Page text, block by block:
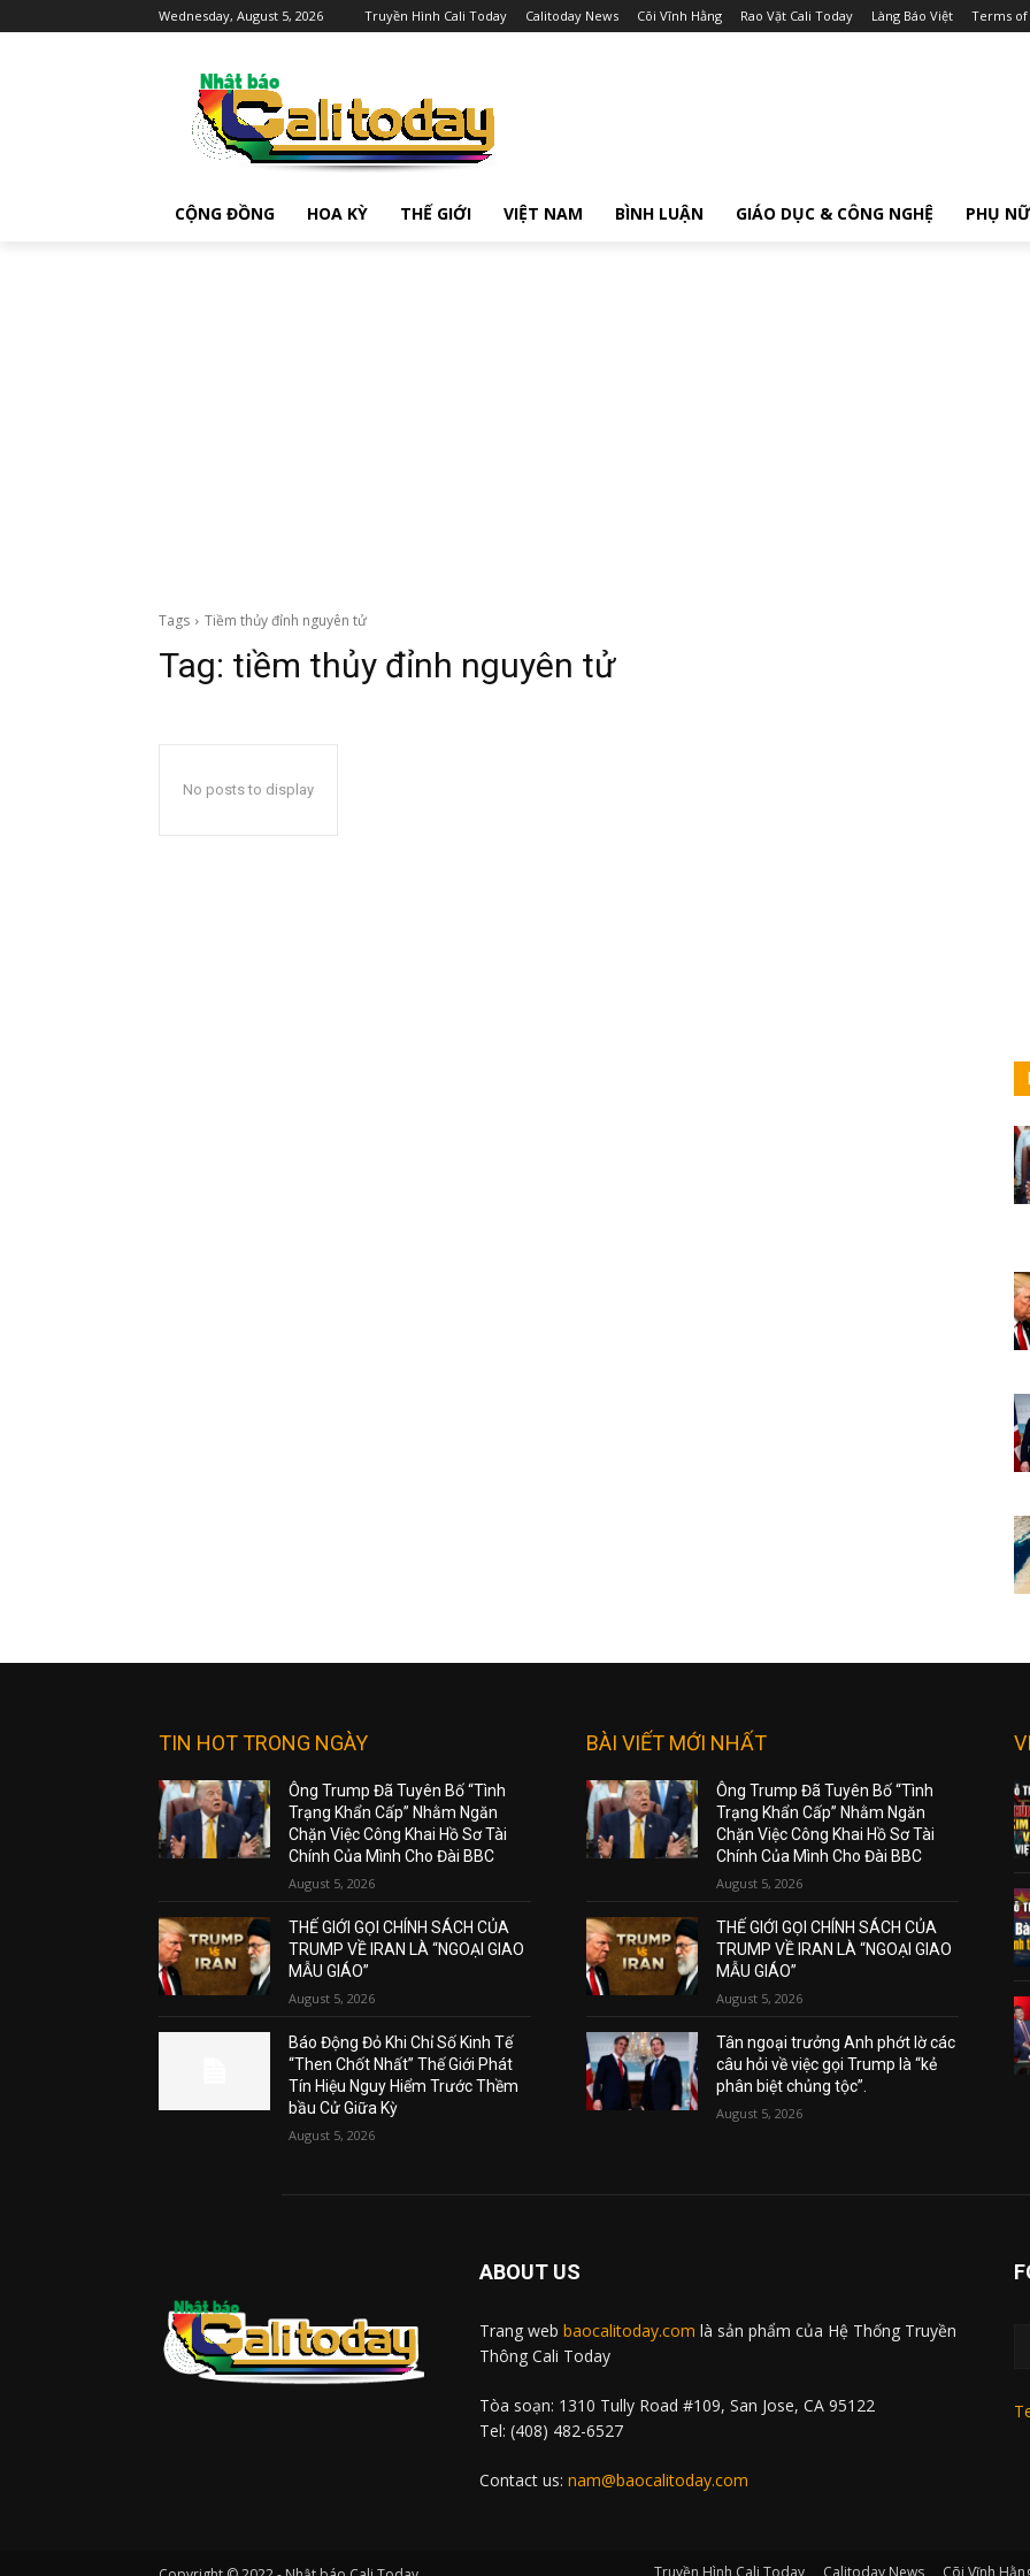
Wednesday, August 5, 2026 Truyền Hình Cali Today Calitoday News Cõi Vĩnh Hằng Rao Vặt Cali Today Làng Báo Việt Terms of
CỘNG ĐỒNG HOA KỲ THẾ GIỚI VIỆT NAM BÌNH LUẬN GIÁO DỤC & CÔNG NGHỆ PHỤ NỮ
Tags Tiềm thủy đỉnh nguyên tử
Tag: tiềm thủy đỉnh nguyên tử
No posts to display
TIN HOT TRONG NGÀY
Ông Trump Đã Tuyên Bố “Tình
Trạng Khẩn Cấp” Nhằm Ngăn
Chặn Việc Công Khai Hồ Sơ Tài
Chính Của Mình Cho Đài BBC
August 5, 2026
THẾ GIỚI GỌI CHÍNH SÁCH CỦA
TRUMP VỀ IRAN LÀ “NGOẠI GIAO
MẪU GIÁO”
August 5, 2026
Báo Động Đỏ Khi Chỉ Số Kinh Tế
“Then Chốt Nhất” Thế Giới Phát
Tín Hiệu Nguy Hiểm Trước Thềm
bầu Cử Giữa Kỳ
August 5, 2026
BÀI VIẾT MỚI NHẤT
Ông Trump Đã Tuyên Bố “Tình
Trạng Khẩn Cấp” Nhằm Ngăn
Chặn Việc Công Khai Hồ Sơ Tài
Chính Của Mình Cho Đài BBC
August 5, 2026
THẾ GIỚI GỌI CHÍNH SÁCH CỦA
TRUMP VỀ IRAN LÀ “NGOẠI GIAO
MẪU GIÁO”
August 5, 2026
Tân ngoại trưởng Anh phớt lờ các
câu hỏi về việc gọi Trump là “kẻ
phân biệt chủng tộc”.
August 5, 2026
ABOUT US
Trang web baocalitoday.com là sản phẩm của Hệ Thống Truyền
Thông Cali Today
Tòa soạn: 1310 Tully Road #109, San Jose, CA 95122
Tel: (408) 482-6527
Contact us: nam@baocalitoday.com
Truyền Hình Cali Today Calitoday News Cõi Vĩnh